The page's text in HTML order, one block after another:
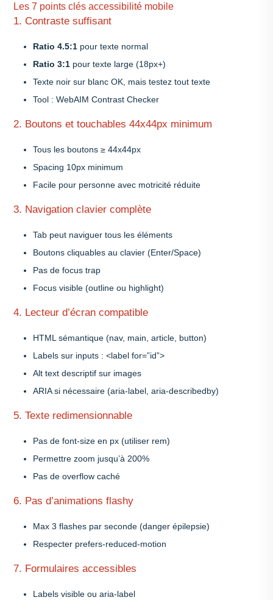
Les 7 points clés accessibilité mobile
1. Contraste suffisant
Ratio 4.5:1 pour texte normal
Ratio 3:1 pour texte large (18px+)
Texte noir sur blanc OK, mais testez tout texte
Tool : WebAIM Contrast Checker
2. Boutons et touchables 44x44px minimum
Tous les boutons ≥ 44x44px
Spacing 10px minimum
Facile pour personne avec motricité réduite
3. Navigation clavier complète
Tab peut naviguer tous les éléments
Boutons cliquables au clavier (Enter/Space)
Pas de focus trap
Focus visible (outline ou highlight)
4. Lecteur d’écran compatible
HTML sémantique (nav, main, article, button)
Labels sur inputs : <label for=”id”>
Alt text descriptif sur images
ARIA si nécessaire (aria-label, aria-describedby)
5. Texte redimensionnable
Pas de font-size en px (utiliser rem)
Permettre zoom jusqu’à 200%
Pas de overflow caché
6. Pas d’animations flashy
Max 3 flashes par seconde (danger épilepsie)
Respecter prefers-reduced-motion
7. Formulaires accessibles
Labels visible ou aria-label